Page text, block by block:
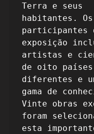
Terra e seus
habitantes. Os
participantes
exposição
artistas e
de oito países
diferentes e
gama de
Vinte obras
foram
esta